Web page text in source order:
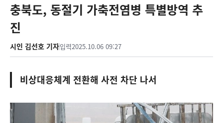
충북도, 동절기 가축전염병 특별방역 추
진
시인 김선호 기자입력2025.10.06 09:27
비상대응체계 전환해 사전 차단 나서